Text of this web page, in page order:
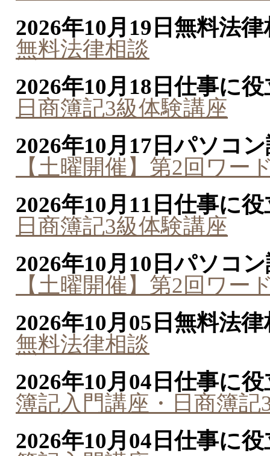
2026年10月19日 無料法律
無料法律相談
2026年10月18日仕事に
日商簿記3級体験講座
2026年10月17日パソコ
【土曜開催】第2回ワー
2026年10月11日仕事に
日商簿記3級体験講座
2026年10月10日パソコ
【土曜開催】第2回ワー
2026年10月05日 無料法律
無料法律相談
2026年10月04日仕事に
簿記入門講座・日商簿記
2026年10月04日仕事に